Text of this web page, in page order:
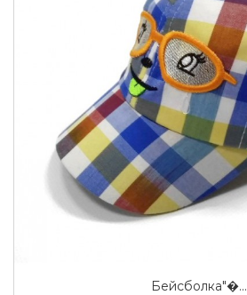
Бейсболка"�...